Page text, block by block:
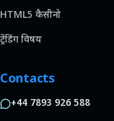
HTML5 कैसीनो
ट्रेंडिंग विषय
Contacts
+44 7893 926 588